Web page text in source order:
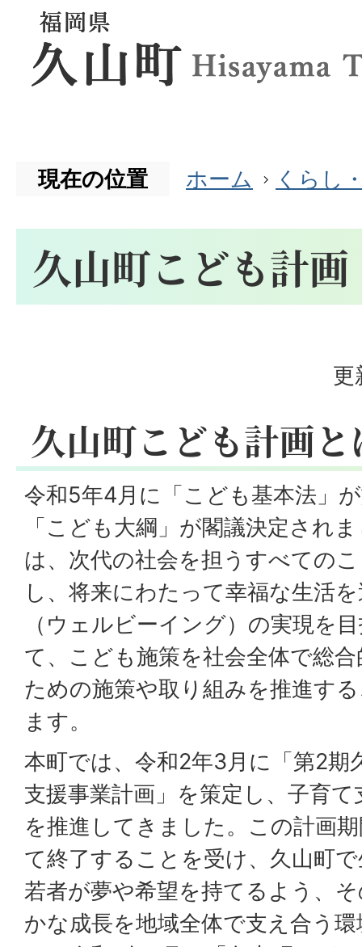
現在の位置 ホーム くらし
久山町こども計画
更
久山町こども計画と
令和5年4月に「こども基本法」
「こども大綱」が閣議決定され
は、次代の社会を担うすべての
し、将来にわたって幸福な生活
（ウェルビーイング）の実現を
て、こども施策を社会全体で総
ための施策や取り組みを推進す
ます。
本町では、令和2年3月に「第2期
支援事業計画」を策定し、子育
を推進してきました。この計画
て終了することを受け、久山町
若者が夢や希望を持てるよう、
かな成長を地域全体で支え合う